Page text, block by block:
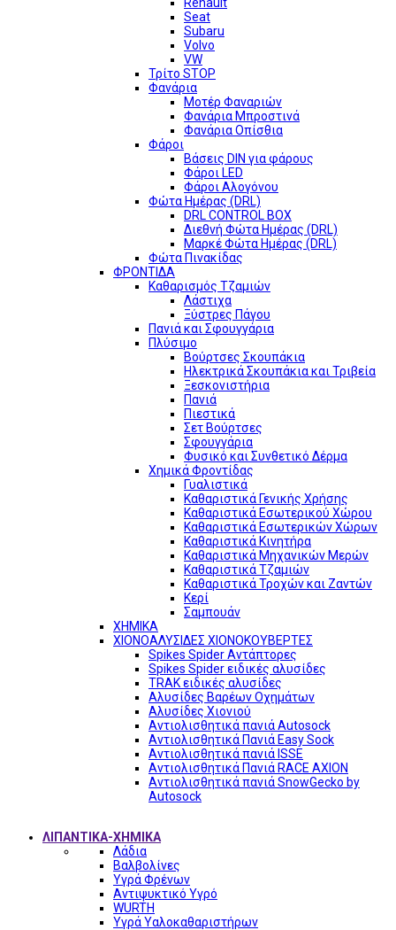
Seat
Subaru
Volvo
VW
Τρίτο STOP
Φανάρια
Μοτέρ Φαναριών
Φανάρια Μπροστινά
Φανάρια Οπίσθια
Φάροι
Βάσεις DIN για φάρους
Φάροι LED
Φάροι Αλογόνου
Φώτα Ημέρας (DRL)
DRL CONTROL BOX
Διεθνή Φώτα Ημέρας (DRL)
Μαρκέ Φώτα Ημέρας (DRL)
Φώτα Πινακίδας
ΦΡΟΝΤΙΔΑ
Καθαρισμός Τζαμιών
Λάστιχα
Ξύστρες Πάγου
Πανιά και Σφουγγάρια
Πλύσιμο
Βούρτσες Σκουπάκια
Ηλεκτρικά Σκουπάκια και Τριβεία
Ξεσκονιστήρια
Πανιά
Πιεστικά
Σετ Βούρτσες
Σφουγγάρια
Φυσικό και Συνθετικό Δέρμα
Χημικά Φροντίδας
Γυαλιστικά
Καθαριστικά Γενικής Χρήσης
Καθαριστικά Εσωτερικού Χώρου
Καθαριστικά Εσωτερικών Χώρων
Καθαριστικά Κινητήρα
Καθαριστικά Μηχανικών Μερών
Καθαριστικά Τζαμιών
Καθαριστικά Τροχών και Ζαντών
Κερί
Σαμπουάν
ΧΗΜΙΚΑ
ΧΙΟΝΟΑΛΥΣΙΔΕΣ ΧΙΟΝΟΚΟΥΒΕΡΤΕΣ
Spikes Spider Αντάπτορες
Spikes Spider ειδικές αλυσίδες
TRAK ειδικές αλυσίδες
Αλυσίδες Βαρέων Οχημάτων
Αλυσίδες Χιονιού
Αντιολισθητικά πανιά Autosock
Αντιολισθητικά Πανιά Easy Sock
Αντιολισθητικά πανιά ISSE
Αντιολισθητικά Πανιά RACE AXION
Αντιολισθητικά πανιά SnowGecko by
Autosock
ΛΙΠΑΝΤΙΚΑ-ΧΗΜΙΚΑ
Λάδια
Βαλβολίνες
Υγρά Φρένων
Αντιψυκτικό Υγρό
WURTH
Υγρά Υαλοκαθαριστήρων